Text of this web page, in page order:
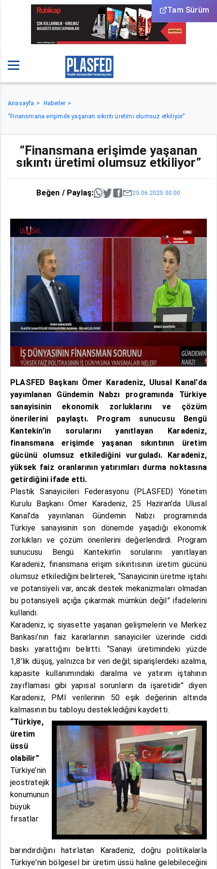
Tam Sürüm
Anasayfa
Haberler
“Finansmana erişimde yaşanan sıkıntı üretimi olumsuz etkiliyor”
“Finansmana erişimde yaşanan
sıkıntı üretimi olumsuz etkiliyor”
Beğen / Paylaş: 25.06.2025 00:00
PLASFED Başkanı Ömer Karadeniz, Ulusal Kanal'da
yayımlanan Gündemin Nabzı programında Türkiye
sanayisinin ekonomik zorluklarını ve çözüm
önerilerini paylaştı. Program sunucusu Bengü
Kantekin’in sorularını yanıtlayan Karadeniz,
finansmana erişimde yaşanan sıkıntının üretim
gücünü olumsuz etkilediğini vurguladı. Karadeniz,
yüksek faiz oranlarının yatırımları durma noktasına
getirdiğini ifade etti.
Plastik Sanayicileri Federasyonu (PLASFED) Yönetim
Kurulu Başkanı Ömer Karadeniz, 25 Haziran’da Ulusal
Kanal’da yayınlanan Gündemin Nabzı programında
Türkiye sanayisinin son dönemde yaşadığı ekonomik
zorlukları ve çözüm önerilerini değerlendirdi. Program
sunucusu Bengü Kantekin’in sorularını yanıtlayan
Karadeniz, finansmana erişim sıkıntısının üretim gücünü
olumsuz etkilediğini belirterek, “Sanayicinin üretme iştahı
ve potansiyeli var, ancak destek mekanizmaları olmadan
bu potansiyeli açığa çıkarmak mümkün değil” ifadelerini
kullandı.
Karadeniz, iç siyasette yaşanan gelişmelerin ve Merkez
Bankası’nın faiz kararlarının sanayiciler üzerinde ciddi
baskı yarattığını belirtti. “Sanayi üretimindeki yüzde
1,8’lik düşüş, yalnızca bir veri değil; siparişlerdeki azalma,
kapasite kullanımındaki daralma ve yatırım iştahının
zayıflaması gibi yapısal sorunların da işaretidir” diyen
Karadeniz, PMI verilerinin 50 eşik değerinin altında
kalmasının bu tabloyu desteklediğini kaydetti.
“Türkiye,
üretim
üssü
olabilir”
Türkiye’nin
jeostratejik
konumunun
büyük
fırsatlar
barındırdığını hatırlatan Karadeniz, doğru politikalarla
Türkiye'nin bölgesel bir üretim üssü haline gelebileceğini